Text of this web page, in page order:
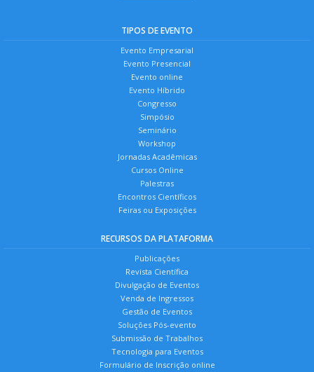
TIPOS DE EVENTO
Evento Empresarial
Evento Presencial
Evento online
Evento Híbrido
Congresso
Simpósio
Seminário
Workshop
Jornadas Acadêmicas
Cursos Online
Palestras
Encontros Científicos
Feiras ou Exposições
RECURSOS DA PLATAFORMA
Publicações
Revista Científica
Divulgação de Eventos
Venda de Ingressos
Gestão de Eventos
Soluções Pós-evento
Submissão de Trabalhos
Tecnologia para Eventos
Formulário de Inscrição online